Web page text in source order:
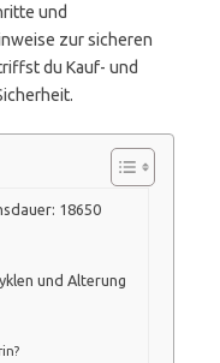
und
zur sicheren
du Kauf- und
18650
und Alterung